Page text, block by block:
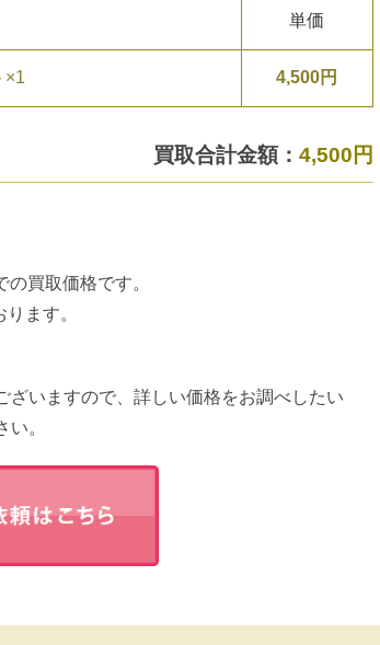
単価
×1 4,500円
買取合計金額： 4,500円
買取価格です。
ます。
いますので、詳しい価格をお調べしたい
。